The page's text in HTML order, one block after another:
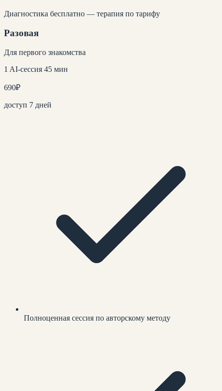
Диагностика бесплатно — терапия по тарифу
Разовая
Для первого знакомства
1 AI-сессия 45 мин
690₽
доступ 7 дней
Полноценная сессия по авторскому методу